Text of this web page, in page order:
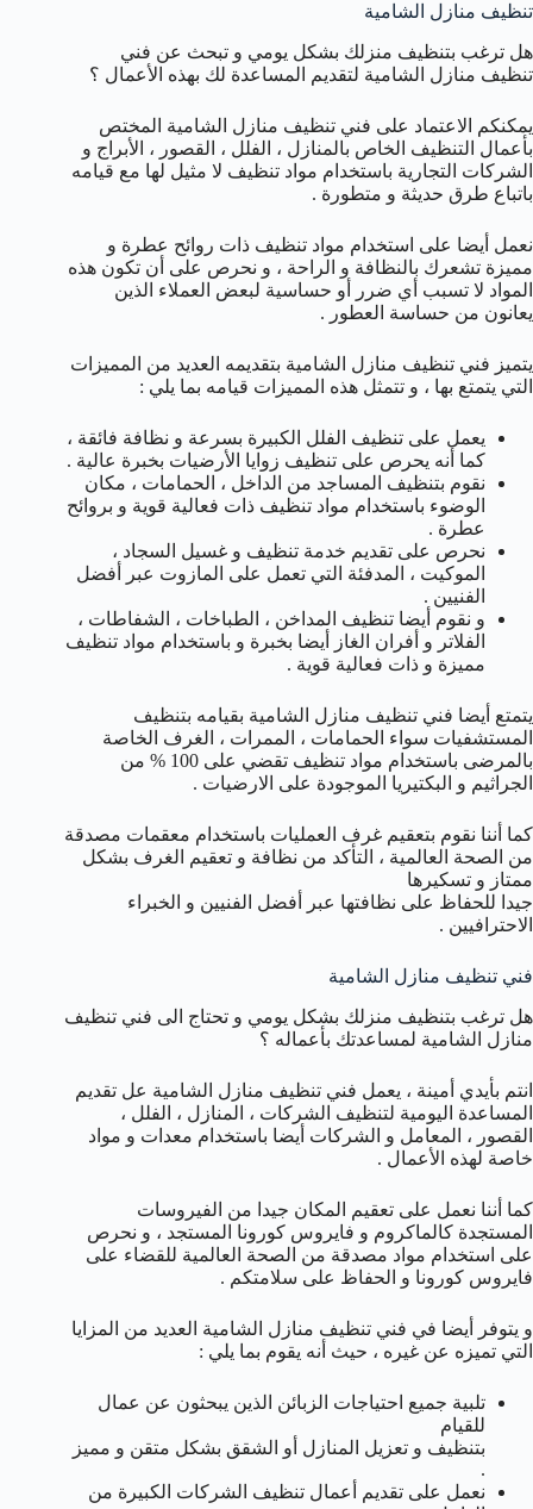
تنظيف منازل الشامية
هل ترغب بتنظيف منزلك بشكل يومي و تبحث عن فني
تنظيف منازل الشامية لتقديم المساعدة لك بهذه الأعمال ؟
يمكنكم الاعتماد على فني تنظيف منازل الشامية المختص
بأعمال التنظيف الخاص بالمنازل ، الفلل ، القصور ، الأبراج و
الشركات التجارية باستخدام مواد تنظيف لا مثيل لها مع قيامه
باتباع طرق حديثة و متطورة .
نعمل أيضا على استخدام مواد تنظيف ذات روائح عطرة و
مميزة تشعرك بالنظافة و الراحة ، و نحرص على أن تكون هذه
المواد لا تسبب أي ضرر أو حساسية لبعض العملاء الذين
يعانون من حساسة العطور .
يتميز فني تنظيف منازل الشامية بتقديمه العديد من المميزات
التي يتمتع بها ، و تتمثل هذه المميزات قيامه بما يلي :
يعمل على تنظيف الفلل الكبيرة بسرعة و نظافة فائقة ،
كما أنه يحرص على تنظيف زوايا الأرضيات بخبرة عالية .
نقوم بتنظيف المساجد من الداخل ، الحمامات ، مكان
الوضوء باستخدام مواد تنظيف ذات فعالية قوية و بروائح
عطرة .
نحرص على تقديم خدمة تنظيف و غسيل السجاد ،
الموكيت ، المدفئة التي تعمل على المازوت عبر أفضل
الفنيين .
و نقوم أيضا تنظيف المداخن ، الطباخات ، الشفاطات ،
الفلاتر و أفران الغاز أيضا بخبرة و باستخدام مواد تنظيف
مميزة و ذات فعالية قوية .
يتمتع أيضا فني تنظيف منازل الشامية بقيامه بتنظيف
المستشفيات سواء الحمامات ، الممرات ، الغرف الخاصة
بالمرضى باستخدام مواد تنظيف تقضي على 100 % من
الجراثيم و البكتيريا الموجودة على الارضيات .
كما أننا نقوم بتعقيم غرف العمليات باستخدام معقمات مصدقة
من الصحة العالمية ، التأكد من نظافة و تعقيم الغرف بشكل
ممتاز و تسكيرها
جيدا للحفاظ على نظافتها عبر أفضل الفنيين و الخبراء
الاحترافيين .
فني تنظيف منازل الشامية
هل ترغب بتنظيف منزلك بشكل يومي و تحتاج الى فني تنظيف
منازل الشامية لمساعدتك بأعماله ؟
انتم بأيدي أمينة ، يعمل فني تنظيف منازل الشامية عل تقديم
المساعدة اليومية لتنظيف الشركات ، المنازل ، الفلل ،
القصور ، المعامل و الشركات أيضا باستخدام معدات و مواد
خاصة لهذه الأعمال .
كما أننا نعمل على تعقيم المكان جيدا من الفيروسات
المستجدة كالماكروم و فايروس كورونا المستجد ، و نحرص
على استخدام مواد مصدقة من الصحة العالمية للقضاء على
فايروس كورونا و الحفاظ على سلامتكم .
و يتوفر أيضا في فني تنظيف منازل الشامية العديد من المزايا
التي تميزه عن غيره ، حيث أنه يقوم بما يلي :
تلبية جميع احتياجات الزبائن الذين يبحثون عن عمال
للقيام
بتنظيف و تعزيل المنازل أو الشقق بشكل متقن و مميز
.
نعمل على تقديم أعمال تنظيف الشركات الكبيرة من